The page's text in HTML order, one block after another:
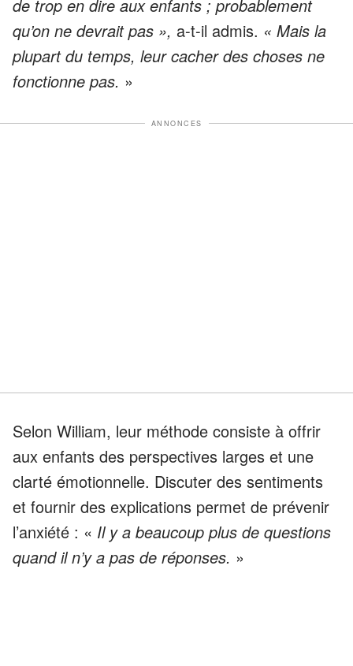
de trop en dire aux enfants ; probablement
qu’on ne devrait pas », a-t-il admis. « Mais la
plupart du temps, leur cacher des choses ne
fonctionne pas. »
ANNONCES
Selon William, leur méthode consiste à offrir
aux enfants des perspectives larges et une
clarté émotionnelle. Discuter des sentiments
et fournir des explications permet de prévenir
l’anxiété : « Il y a beaucoup plus de questions
quand il n’y a pas de réponses. »